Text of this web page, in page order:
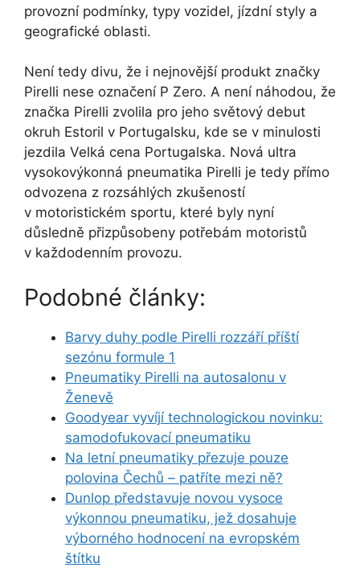
provozní podmínky, typy vozidel, jízdní styly a
geografické oblasti.
Není tedy divu, že i nejnovější produkt značky
Pirelli nese označení P Zero. A není náhodou, že
značka Pirelli zvolila pro jeho světový debut
okruh Estoril v Portugalsku, kde se v minulosti
jezdila Velká cena Portugalska. Nová ultra
vysokovýkonná pneumatika Pirelli je tedy přímo
odvozena z rozsáhlých zkušeností
v motoristickém sportu, které byly nyní
důsledně přizpůsobeny potřebám motoristů
v každodenním provozu.
Podobné články:
Barvy duhy podle Pirelli rozzáří příští
sezónu formule 1
Pneumatiky Pirelli na autosalonu v
Ženevě
Goodyear vyvíjí technologickou novinku:
samodofukovací pneumatiku
Na letní pneumatiky přezuje pouze
polovina Čechů – patříte mezi ně?
Dunlop představuje novou vysoce
výkonnou pneumatiku, jež dosahuje
výborného hodnocení na evropském
štítku